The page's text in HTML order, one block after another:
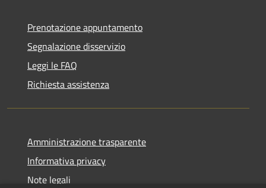
Prenotazione appuntamento
Segnalazione disservizio
Leggi le FAQ
Richiesta assistenza
Amministrazione trasparente
Informativa privacy
Note legali